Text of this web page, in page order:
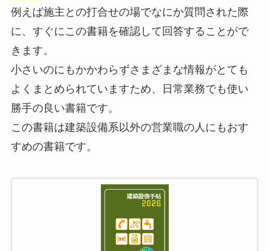
例えば施主との打合せの場でなにか質問された際
に、すぐにこの書籍を確認して回答することがで
きます。
小さいのにもかかわらずさまざまな情報がとても
よくまとめられていますため、日常業務でも使い
勝手の良い書籍です。
この書籍は建築設備系以外の営業職の人にもおす
すめの書籍です。